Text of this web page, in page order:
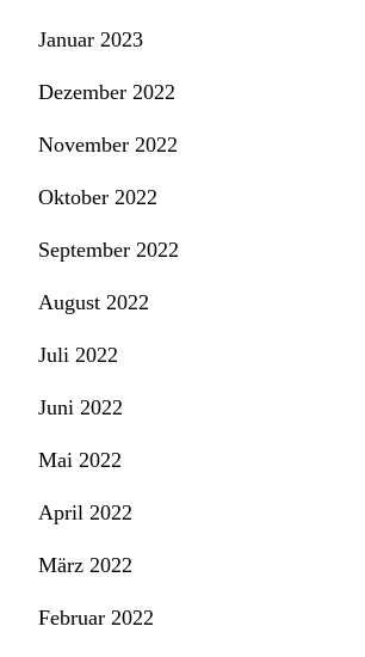
Januar 2023
Dezember 2022
November 2022
Oktober 2022
September 2022
August 2022
Juli 2022
Juni 2022
Mai 2022
April 2022
März 2022
Februar 2022